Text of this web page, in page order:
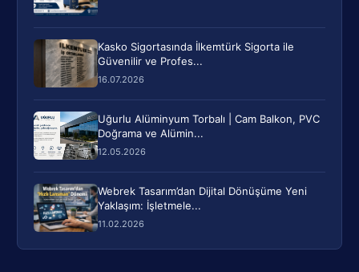
Kasko Sigortasında İlkemtürk Sigorta ile
Güvenilir ve Profes...
16.07.2026
Uğurlu Alüminyum Torbalı | Cam Balkon, PVC
Doğrama ve Alümin...
12.05.2026
Webrek Tasarım’dan Dijital Dönüşüme Yeni
Yaklaşım: İşletmele...
11.02.2026